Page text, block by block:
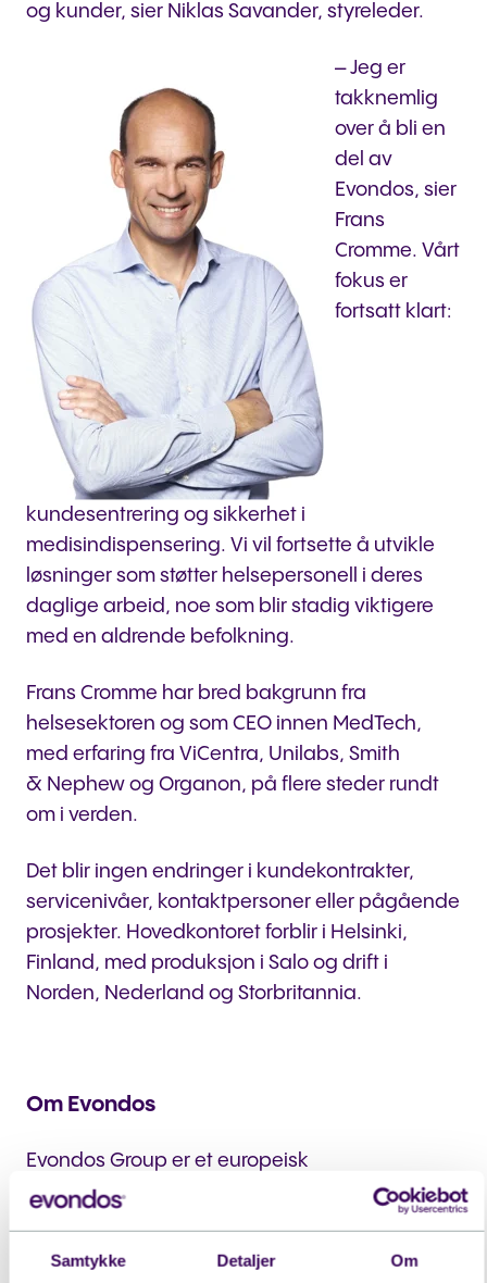
Samtykke Detaljer Om
og kunder, sier Niklas Savander, styreleder.
– Jeg er
takknemlig
over å bli en
del av
Evondos, sier
Frans
Cromme. Vårt
fokus er
fortsatt klart:
kundesentrering og sikkerhet i
medisindispensering. Vi vil fortsette å utvikle
løsninger som støtter helsepersonell i deres
daglige arbeid, noe som blir stadig viktigere
med en aldrende befolkning.
Frans Cromme har bred bakgrunn fra
helsesektoren og som CEO innen MedTech,
med erfaring fra ViCentra, Unilabs, Smith
& Nephew og Organon, på flere steder rundt
om i verden.
Det blir ingen endringer i kundekontrakter,
servicenivåer, kontaktpersoner eller pågående
prosjekter. Hovedkontoret forblir i Helsinki,
Finland, med produksjon i Salo og drift i
Norden, Nederland og Storbritannia.
Om Evondos
Evondos Group er et europeisk
helseteknologiselskap som tilbyr automatiserte
medisinsikkerheten og støtter selvstendig liv